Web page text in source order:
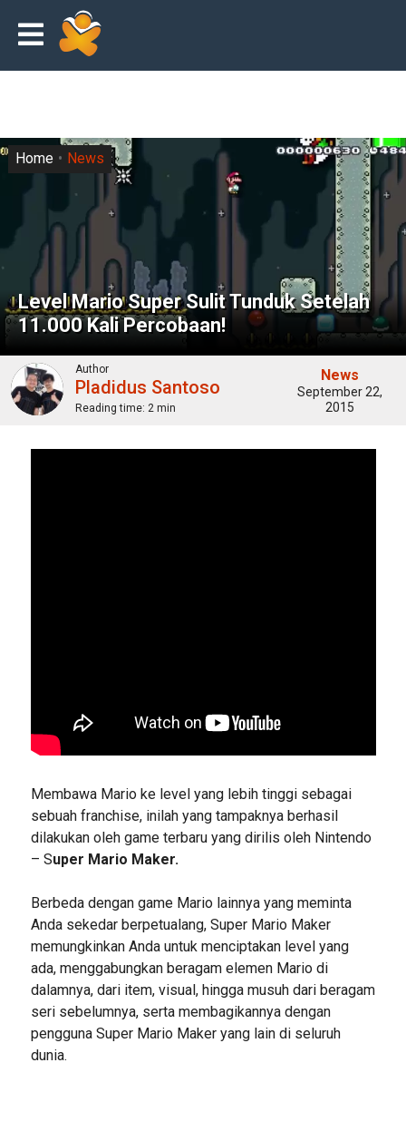
Level Mario Super Sulit Tunduk Setelah
11.000 Kali Percobaan!
Home News
Author
Pladidus Santoso
Reading time: 2 min
News
September 22,
2015
Membawa Mario ke level yang lebih tinggi sebagai
sebuah franchise, inilah yang tampaknya berhasil
dilakukan oleh game terbaru yang dirilis oleh Nintendo
– Super Mario Maker.
Berbeda dengan game Mario lainnya yang meminta
Anda sekedar berpetualang, Super Mario Maker
memungkinkan Anda untuk menciptakan level yang
ada, menggabungkan beragam elemen Mario di
dalamnya, dari item, visual, hingga musuh dari beragam
seri sebelumnya, serta membagikannya dengan
pengguna Super Mario Maker yang lain di seluruh
dunia.